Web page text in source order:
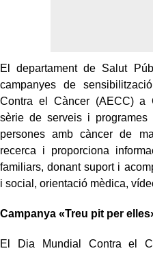
El departament de Salut
campanyes de
Contra el Càncer (AECC) a
sèrie de serveis i
persones amb càncer de
recerca i proporciona
familiars, donant suport i
i social, orientació mèdica,
Campanya «Treu pit per
El Dia Mundial Contra el